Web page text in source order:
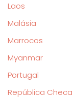
Laos
Malásia
Marrocos
Myanmar
Portugal
República Checa